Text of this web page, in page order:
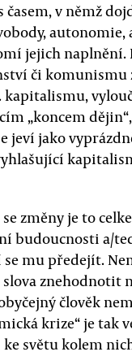
v němž
autonomie,
jejich naplnění.
či komunismu
kapitalismu,
„koncem
jeví jako
změny je to
budoucnosti a/
se mu předejít.
znehodnotit
člověk
krize“ je tak
světu kolem